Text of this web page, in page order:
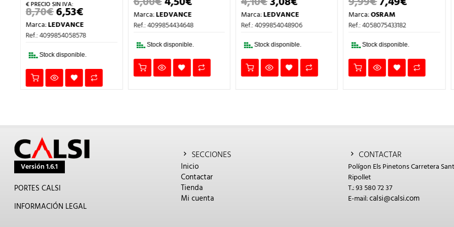
8,70€EL
PRECIO
ORIGINAL
ERA:
6,53€EL
PRECIO
ACTUAL
ES:
Marca:LEDVANCE
Ref.: 4099854058578
Stock disponible.
PRECIO
ORIGINAL
ERA:
PRECIO
ES:
Marca:LEDVANCE
Ref.: 4099854434648
Stock disponible.
PRECIO
ORIGINAL
ERA:
PRECIO
ACTUAL
ES:
Marca:LEDVANCE
Ref.: 4099854048906
Stock disponible.
PRECIO
ORIGINAL
ERA:
PRECIO
Marca:OSRAM
Ref.: 4058075433182
Stock disponible.
Versión 1.6.1
PORTES CALSI
INFORMACIÓN LEGAL
SECCIONES
Inicio
Contactar
Tienda
Mi cuenta
CONTACTAR
Polígon Els Pinetons Carretera
Ripollet
T.: 93 580 72 37
E-mail:calsi@calsi.com